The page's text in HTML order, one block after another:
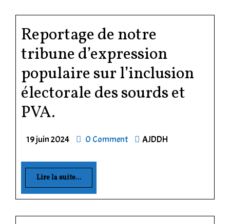
Reportage de notre
tribune d’expression
populaire sur l’inclusion
électorale des sourds et
PVA.
19 juin 2024 0 Comment AJDDH
Lire la suite...